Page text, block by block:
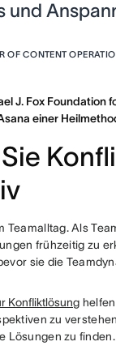
und
OF CONTENT
J. Fox Foundation
einer
Sie
Teamalltag. Als
frühzeitig zu
sie die
Konfliktlösung
zu
Lösungen zu